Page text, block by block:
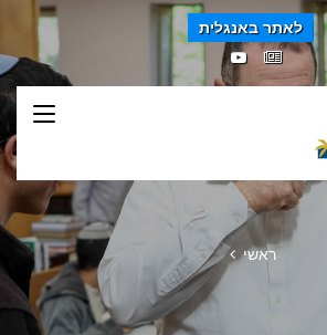
לאתר באנגלית
ראשי